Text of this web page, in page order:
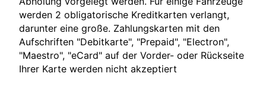
werden 2 obligatorische Kreditkarten verlangt,
darunter eine große. Zahlungskarten mit den
Aufschriften "Debitkarte", "Prepaid", "Electron",
"Maestro", "eCard" auf der Vorder- oder Rückseite
Ihrer Karte werden nicht akzeptiert